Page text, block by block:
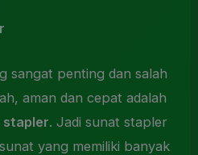
sangat penting dan salah
aman dan cepat adalah
stapler. Jadi sunat stapler
yang memiliki banyak